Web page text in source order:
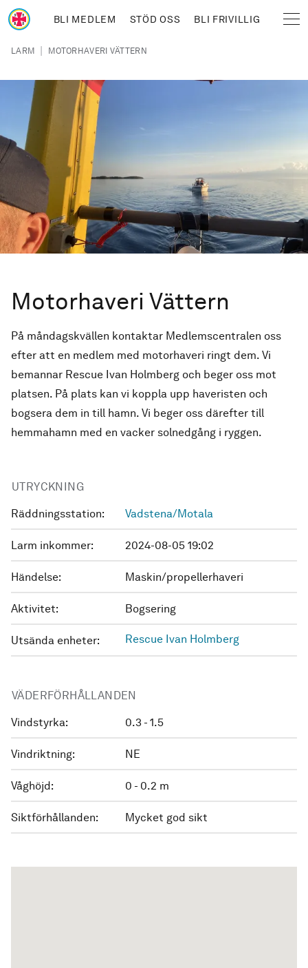
Hoppa till huvudinnehåll
BLI MEDLEM STÖD OSS BLI FRIVILLIG
Länkstig
LARM | MOTORHAVERI VÄTTERN
Motorhaveri Vättern
På måndagskvällen kontaktar Medlemscentralen oss
efter att en medlem med motorhaveri ringt dem. Vi
bemannar Rescue Ivan Holmberg och beger oss mot
platsen. På plats kan vi koppla upp haveristen och
bogsera dem in till hamn. Vi beger oss därefter till
hemmahamn med en vacker solnedgång i ryggen.
UTRYCKNING
Räddningsstation: Vadstena/Motala
Larm inkommer: 2024-08-05 19:02
Händelse: Maskin/propellerhaveri
Aktivitet: Bogsering
Utsända enheter: Rescue Ivan Holmberg
VÄDERFÖRHÅLLANDEN
Vindstyrka: 0.3 - 1.5
Vindriktning: NE
Våghöjd: 0 - 0.2 m
Siktförhållanden: Mycket god sikt